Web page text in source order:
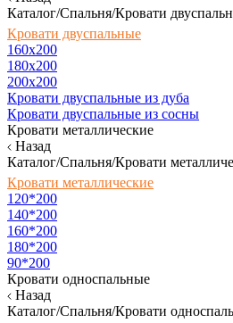
Каталог/Спальня/Кровати
Кровати двуспальные
160х200
180x200
200x200
Кровати двуспальные из дуба
Кровати двуспальные из сосны
Кровати металлические
Назад
Каталог/Спальня/Кровати
Кровати металлические
120*200
140*200
160*200
180*200
90*200
Кровати односпальные
Назад
Каталог/Спальня/Кровати